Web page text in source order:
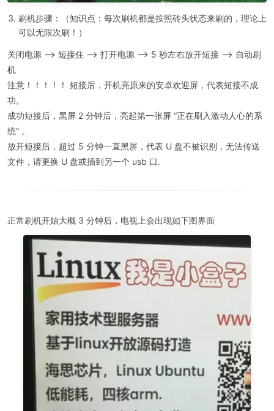
刷机步骤：（知识点：每次刷机都是按照砖头状态来刷的，理论上
可以无限次刷！）
关闭电源 --> 短接住 --> 打开电源 --> 5 秒左右放开短接 --> 自动刷
机
注意！！！！！ 短接后，开机亮原来的安卓欢迎屏，代表短接不成
功。
成功短接后，黑屏 2 分钟后，亮起第一张屏 “正在刷入激动人心的系
统” 。
放开短接后，超过 5 分钟一直黑屏，代表 U 盘不被识别，无法传送
文件，请更换 U 盘或插到另一个 usb 口.
正常刷机开始大概 3 分钟后，电视上会出现如下图界面